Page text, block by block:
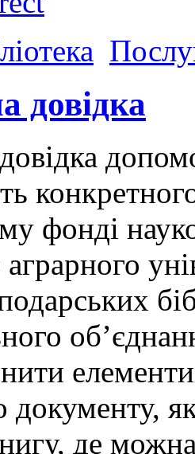
довідка
фонді
документу,
де